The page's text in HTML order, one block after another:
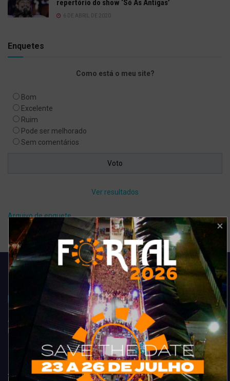
repertório do show ‘Só As Antigas’
6 DE ABRIL DE 2020
Enquetes
Como está o meu site?
Bom
Excelente
Ruim
Pode ser melhorado
Sem comentários
Ver resultados
Arquivo de enquete
Acompanhe todas as novidades do entretenimento na região de
Fortaleza. Dicas, promoções, coberturas exclusivas e muito mais.